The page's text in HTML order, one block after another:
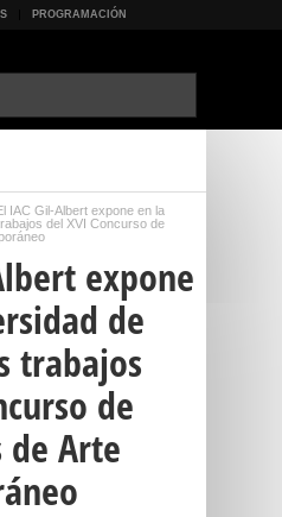
PROGRAMACIÓN
IAC Gil-Albert expone en la
del XVI Concurso de
expone
de
trabajos
de
de Arte